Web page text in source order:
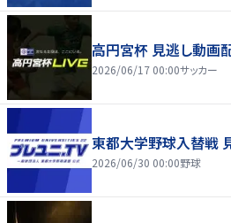
高円宮杯 見逃し動画
2026/06/17 00:00サッカー
東都大学野球入替戦
2026/06/30 00:00野球